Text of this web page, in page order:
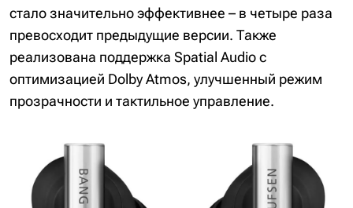
стало значительно эффективнее – в четыре раза
превосходит предыдущие версии. Также
реализована поддержка Spatial Audio с
оптимизацией Dolby Atmos, улучшенный режим
прозрачности и тактильное управление.